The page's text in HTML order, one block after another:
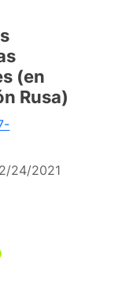
(en
Rusa)
24/2021